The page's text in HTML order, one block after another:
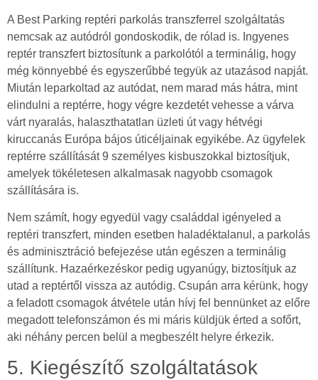
A Best Parking reptéri parkolás transzferrel szolgáltatás
nemcsak az autódról gondoskodik, de rólad is. Ingyenes
reptér transzfert biztosítunk a parkolótól a terminálig, hogy
még könnyebbé és egyszerűbbé tegyük az utazásod napját.
Miután leparkoltad az autódat, nem marad más hátra, mint
elindulni a reptérre, hogy végre kezdetét vehesse a várva
várt nyaralás, halaszthatatlan üzleti út vagy hétvégi
kiruccanás Európa bájos úticéljainak egyikébe. Az ügyfelek
reptérre szállítását 9 személyes kisbuszokkal biztosítjuk,
amelyek tökéletesen alkalmasak nagyobb csomagok
szállítására is.
Nem számít, hogy egyedül vagy családdal igényeled a
reptéri transzfert, minden esetben haladéktalanul, a parkolás
és adminisztráció befejezése után egészen a terminálig
szállítunk. Hazaérkezéskor pedig ugyanúgy, biztosítjuk az
utad a reptértől vissza az autódig. Csupán arra kérünk, hogy
a feladott csomagok átvétele után hívj fel bennünket az előre
megadott telefonszámon és mi máris küldjük érted a sofőrt,
aki néhány percen belül a megbeszélt helyre érkezik.
5. Kiegészítő szolgáltatások